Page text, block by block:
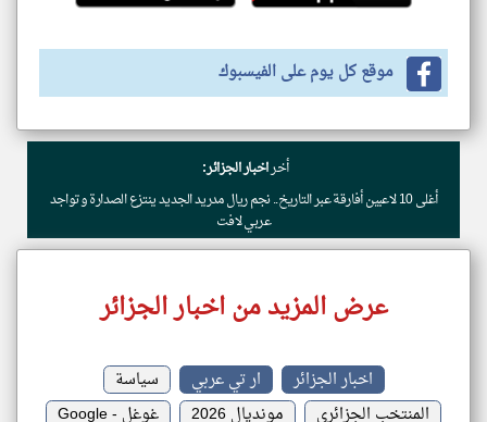
موقع كل يوم على الفيسبوك
أخراخبار الجزائر:
أغلى 10 لاعبين أفارقة عبر التاريخ.. نجم ريال مدريد الجديد ينتزع الصدارة وتواجد
عربي لافت
عرض المزيد من اخبار الجزائر
اخبار الجزائر ار تي عربي
سياسة
المنتخب الجزائري
مونديال 2026 غوغل - Google